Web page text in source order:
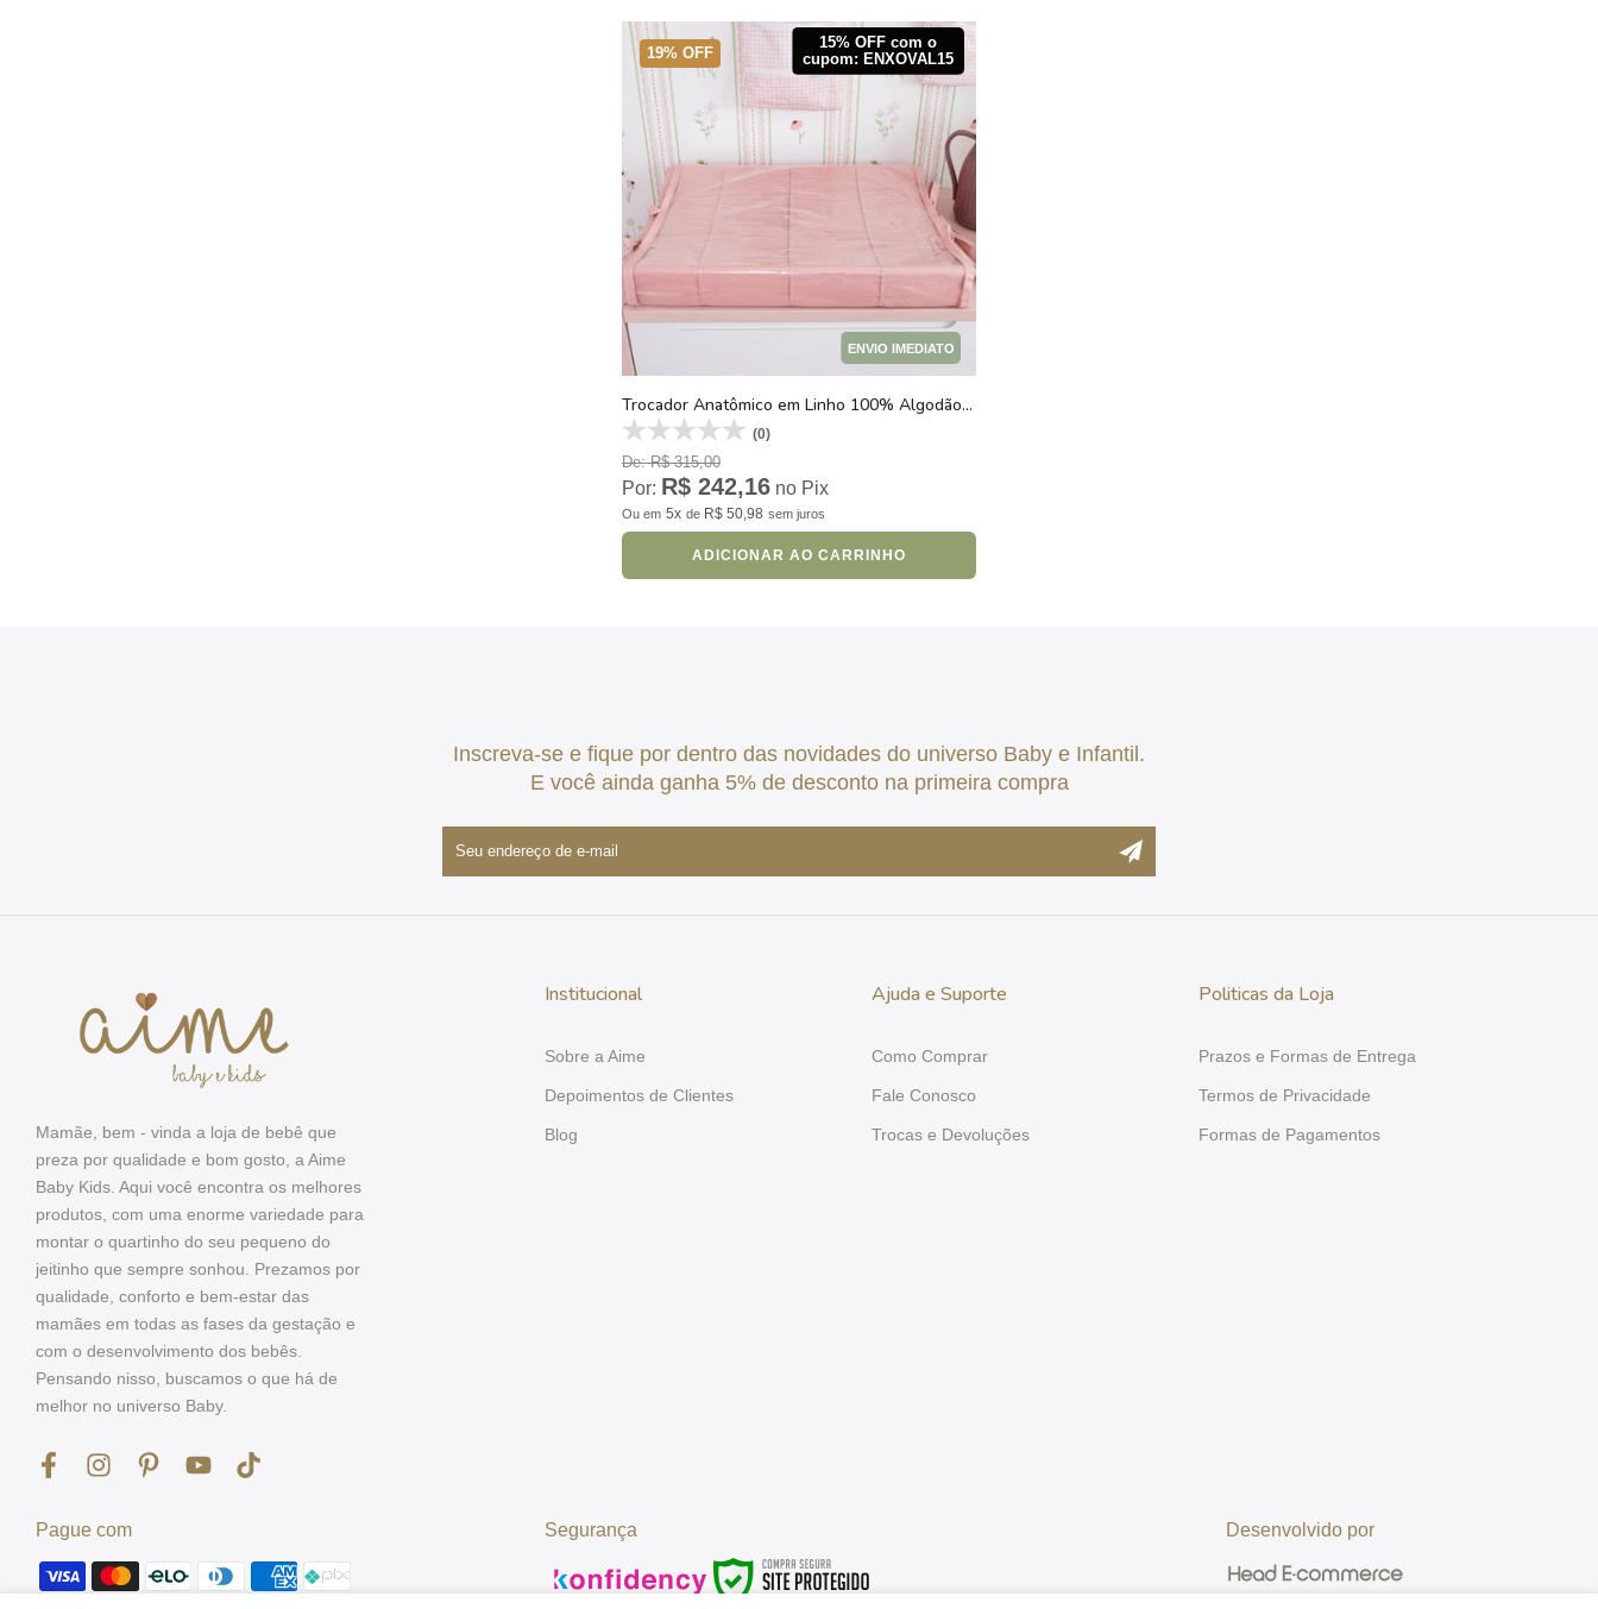
15% OFF com o
cupom: ENXOVAL15
ENVIO IMEDIATO
19% OFF
Trocador Anatômico em Linho 100% Algodão Poesia Rosê
(0)
De: R$ 315,00
Por: R$ 242,16 no Pix
Ou em 5x de R$ 50,98 sem juros
ADICIONAR AO CARRINHO
Inscreva-se e fique por dentro das novidades do universo Baby e Infantil.
E você ainda ganha 5% de desconto na primeira compra
Mamãe, bem - vinda a loja de bebê que
preza por qualidade e bom gosto, a Aime
Baby Kids. Aqui você encontra os melhores
produtos, com uma enorme variedade para
montar o quartinho do seu pequeno do
jeitinho que sempre sonhou. Prezamos por
qualidade, conforto e bem-estar das
mamães em todas as fases da gestação e
com o desenvolvimento dos bebês.
Pensando nisso, buscamos o que há de
melhor no universo Baby.
Institucional
Sobre a Aime
Depoimentos de Clientes
Blog
Ajuda e Suporte
Como Comprar
Fale Conosco
Trocas e Devoluções
Politicas da Loja
Prazos e Formas de Entrega
Termos de Privacidade
Formas de Pagamentos
Pague com Segurança Desenvolvido por